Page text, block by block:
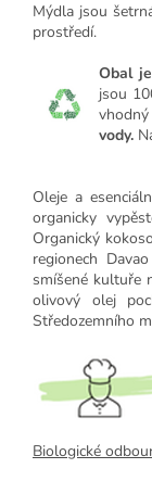
Mýdla jsou
prostředí.
Obal
jsou
vody.
Oleje a
organicky
Organický
regionech
smíšené kultuře
olivový olej
Středozemního
Biologické